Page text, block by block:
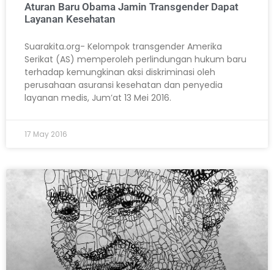
Aturan Baru Obama Jamin Transgender Dapat
Layanan Kesehatan
Suarakita.org- Kelompok transgender Amerika
Serikat (AS) memperoleh perlindungan hukum baru
terhadap kemungkinan aksi diskriminasi oleh
perusahaan asuransi kesehatan dan penyedia
layanan medis, Jum’at 13 Mei 2016.
17 May 2016